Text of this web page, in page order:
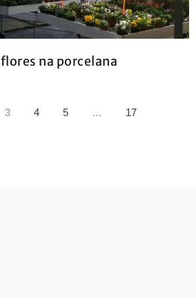
na porcelana
3 4 5 … 17